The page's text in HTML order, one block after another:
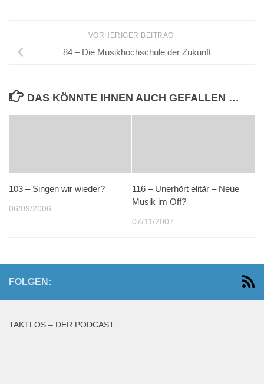
VORHERIGER BEITRAG
84 – Die Musikhochschule der Zukunft
DAS KÖNNTE IHNEN AUCH GEFALLEN …
103 – Singen wir wieder?
06/09/2006
116 – Unerhört elitär – Neue
Musik im Off?
07/11/2007
FOLGEN:
TAKTLOS – DER PODCAST